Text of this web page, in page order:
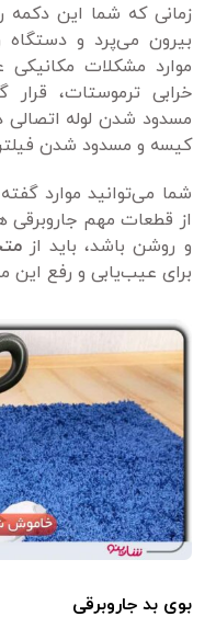
زمانی که شما این دکمه
بیرون می‌پرد و دستگاه
موارد مشکلات
خرابی ترموستات،
مسدود شدن لوله
کیسه و مسدود شدن
شما می‌توانید موارد
از قطعات مهم
و روشن باشد، باید از
برای عیب‌یابی و رفع
بوی بد جاروبرقی